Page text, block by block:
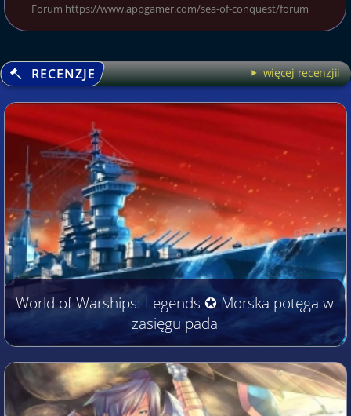
Forum https://www.appgamer.com/sea-of-conquest/forum
RECENZJE więcej recenzjii
World of Warships: Legends ✪ Morska potęga w
zasięgu pada